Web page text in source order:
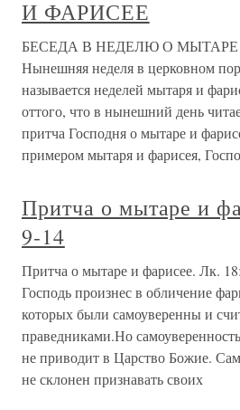
И ФАРИСЕЕ
БЕСЕДА В НЕДЕЛЮ О
Нынешняя неделя в церковном
называется неделей мытаря и
оттого, что в нынешний день
притча Господня о мытаре и
примером мытаря и фарисея,
Притча о мытаре и
9-14
Притча о мытаре и фарисее. Лк.
Господь произнес в обличение
которых были самоуверенны и
праведниками.Но
не приводит в Царство Божие.
не склонен признавать своих